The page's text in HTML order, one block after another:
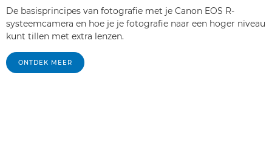
De basisprincipes van fotografie met je Canon EOS R-
systeemcamera en hoe je je fotografie naar een hoger niveau
kunt tillen met extra lenzen.
ONTDEK MEER